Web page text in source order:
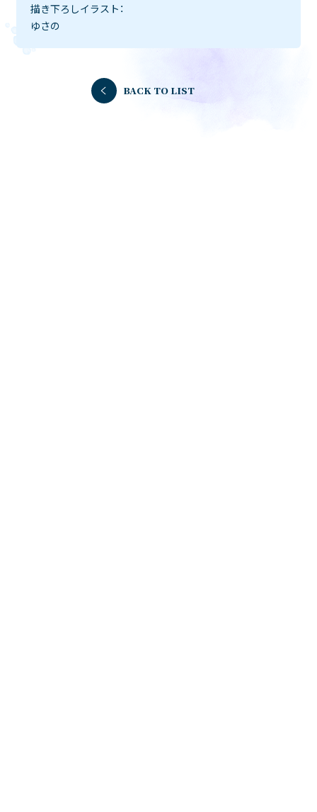
描き下ろしイラスト：
ゆさの
BACK TO LIST